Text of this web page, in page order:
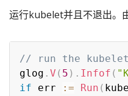
运行kubelet并且不退出。
// run the kubelet
glog . V ( 5 ) . Infof (
if err := Run (